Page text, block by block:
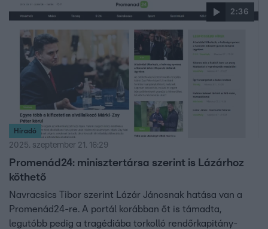
2:36
Híradó
2025. szeptember 21. 16:29
Promenád24: minisztertársa szerint is Lázárhoz
köthető
Navracsics Tibor szerint Lázár Jánosnak hatása van a
Promenád24-re. A portál korábban őt is támadta,
legutóbb pedig a tragédiába torkolló rendőrkapitány-